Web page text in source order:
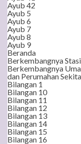
Ayub 42
Ayub 5
Ayub 6
Ayub 7
Ayub 8
Ayub 9
Beranda
Berkembangnya
Berkembangnya
dan Perumahan
Bilangan 1
Bilangan 10
Bilangan 11
Bilangan 12
Bilangan 13
Bilangan 14
Bilangan 15
Bilangan 16